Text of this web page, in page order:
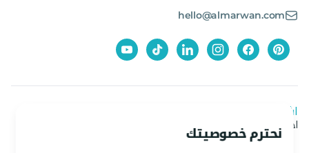
نحترم خصوصيتك
hello@almarwan.com
اشترك في نشرتنا الإخبارية
احصل على آخر العروض والأخبار من المروان